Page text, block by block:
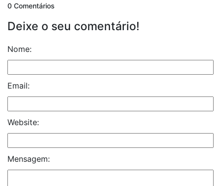
0 Comentários
Deixe o seu comentário!
Nome:
Email:
Website:
Mensagem: